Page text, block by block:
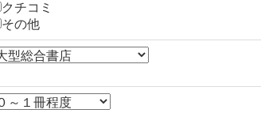
クチコミ
その他